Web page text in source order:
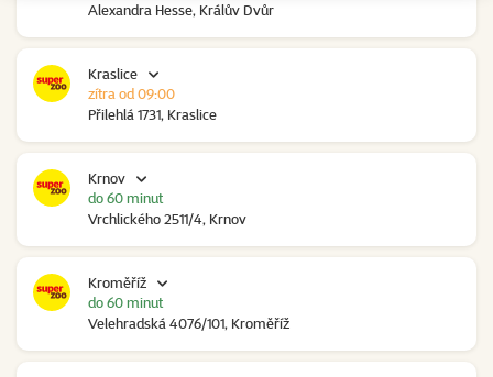
Alexandra Hesse, Králův Dvůr
Kraslice
Přilehlá 1731, Kraslice
zítra od 09:00
Krnov
Vrchlického 2511/4, Krnov
do 60 minut
Kroměříž
Velehradská 4076/101, Kroměříž
do 60 minut